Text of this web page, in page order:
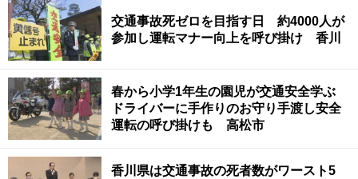
交通事故死ゼロを目指す日 約4000人が
参加し運転マナー向上を呼び掛け 香川
春から小学1年生の園児が交通安全学ぶ
ドライバーに手作りのお守り手渡し安全
運転の呼び掛けも 高松市
香川県は交通事故の死者数がワースト5